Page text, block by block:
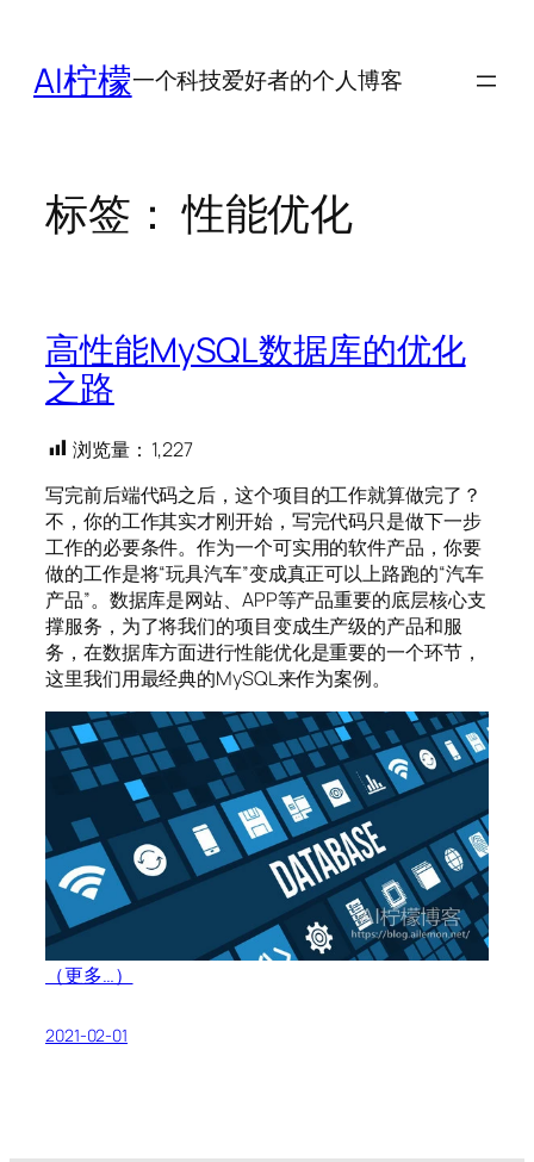
AI柠檬一个科技爱好者的个人博客
标签：性能优化
高性能MySQL数据库的优化
之路
浏览量： 1,227
写完前后端代码之后，这个项目的工作就算做完了？
不，你的工作其实才刚开始，写完代码只是做下一步
工作的必要条件。作为一个可实用的软件产品，你要
做的工作是将“玩具汽车”变成真正可以上路跑的“汽车
产品”。数据库是网站、APP等产品重要的底层核心支
撑服务，为了将我们的项目变成生产级的产品和服
务，在数据库方面进行性能优化是重要的一个环节，
这里我们用最经典的MySQL来作为案例。
（更多…）
2021-02-01